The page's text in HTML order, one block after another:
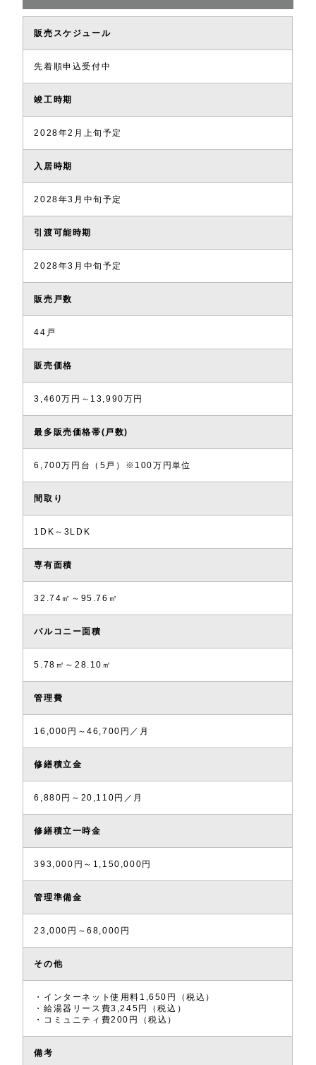
販売スケジュール
先着順申込受付中
竣工時期
2028年2月上旬予定
入居時期
2028年3月中旬予定
引渡可能時期
2028年3月中旬予定
販売戸数
44戸
販売価格
3,460万円～13,990万円
最多販売価格帯(戸数)
6,700万円台（5戸）※100万円単位
間取り
1DK～3LDK
専有面積
32.74㎡～95.76㎡
バルコニー面積
5.78㎡～28.10㎡
管理費
16,000円～46,700円／月
修繕積立金
6,880円～20,110円／月
修繕積立一時金
393,000円～1,150,000円
管理準備金
23,000円～68,000円
その他
・インターネット使用料1,650円（税込）
・給湯器リース費3,245円（税込）
・コミュニティ費200円（税込）
備考